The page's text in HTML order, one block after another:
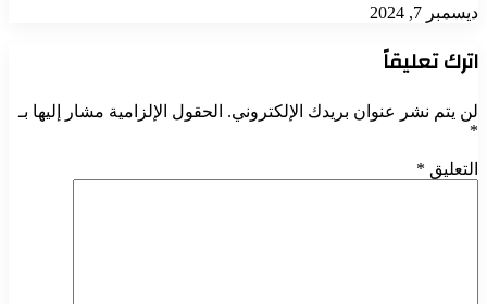
ديسمبر 7, 2024
اترك تعليقاً
لن يتم نشر عنوان بريدك الإلكتروني. الحقول الإلزامية مشار إليها بـ
*
التعليق *